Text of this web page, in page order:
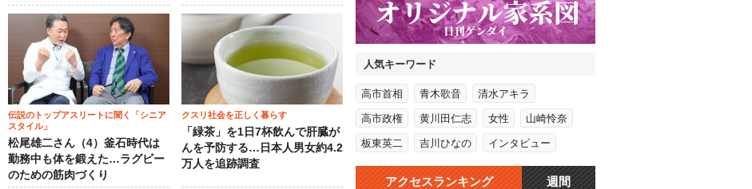
伝説のトップアスリートに聞く「シニア
スタイル」
松尾雄二さん（4）釜石時代は
勤務中も体を鍛えた…ラグビー
のための筋肉づくり
クスリ社会を正しく暮らす
「緑茶」を1日7杯飲んで肝臓が
んを予防する…日本人男女約4.2
万人を追跡調査
人気キーワード
高市首相 青木歌音 清水アキラ
高市政権 黄川田仁志 女性 山崎怜奈
板東英二 吉川ひなの インタビュー
アクセスランキング 週間